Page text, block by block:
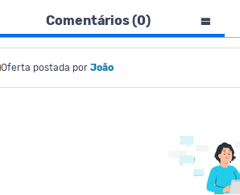
Comentários (0)
Oferta postada por João